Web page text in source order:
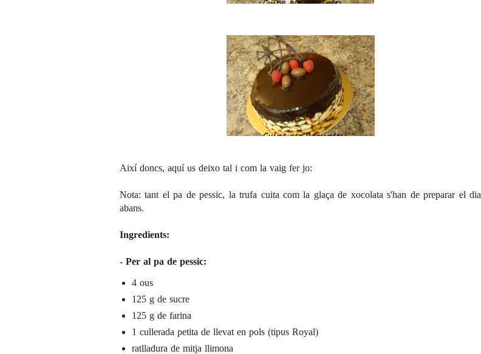
Així doncs, aquí us deixo tal i com la vaig fer jo:
Nota: tant el pa de pessic, la trufa cuita com la glaça de xocolata s'han de preparar el dia
abans.
Ingredients:
- Per al pa de pessic:
4 ous
125 g de sucre
125 g de farina
1 cullerada petita de llevat en pols (tipus Royal)
ratlladura de mitja llimona